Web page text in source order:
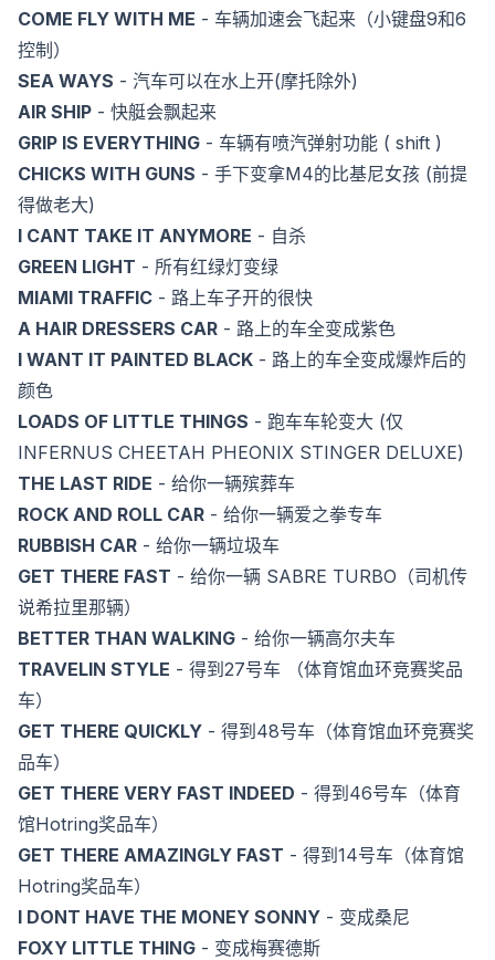
COME FLY WITH ME - 车辆加速会飞起来（小键盘9和6
控制）
SEA WAYS - 汽车可以在水上开(摩托除外)
AIR SHIP - 快艇会飘起来
GRIP IS EVERYTHING - 车辆有喷汽弹射功能 ( shift )
CHICKS WITH GUNS - 手下变拿M4的比基尼女孩 (前提
得做老大)
I CANT TAKE IT ANYMORE - 自杀
GREEN LIGHT - 所有红绿灯变绿
MIAMI TRAFFIC - 路上车子开的很快
A HAIR DRESSERS CAR - 路上的车全变成紫色
I WANT IT PAINTED BLACK - 路上的车全变成爆炸后的
颜色
LOADS OF LITTLE THINGS - 跑车车轮变大 (仅
INFERNUS CHEETAH PHEONIX STINGER DELUXE)
THE LAST RIDE - 给你一辆殡葬车
ROCK AND ROLL CAR - 给你一辆爱之拳专车
RUBBISH CAR - 给你一辆垃圾车
GET THERE FAST - 给你一辆 SABRE TURBO（司机传
说希拉里那辆）
BETTER THAN WALKING - 给你一辆高尔夫车
TRAVELIN STYLE - 得到27号车 （体育馆血环竞赛奖品
车）
GET THERE QUICKLY - 得到48号车（体育馆血环竞赛奖
品车）
GET THERE VERY FAST INDEED - 得到46号车（体育
馆Hotring奖品车）
GET THERE AMAZINGLY FAST - 得到14号车（体育馆
Hotring奖品车）
I DONT HAVE THE MONEY SONNY - 变成桑尼
FOXY LITTLE THING - 变成梅赛德斯